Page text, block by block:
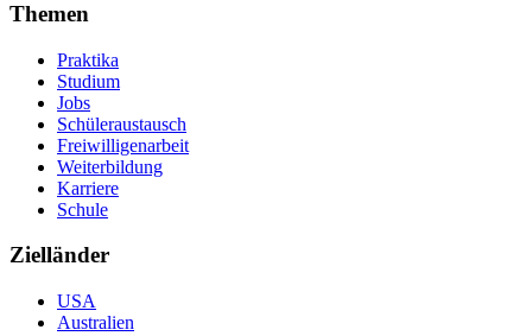
Themen
Praktika
Studium
Jobs
Schüleraustausch
Freiwilligenarbeit
Weiterbildung
Karriere
Schule
Zielländer
USA
Australien